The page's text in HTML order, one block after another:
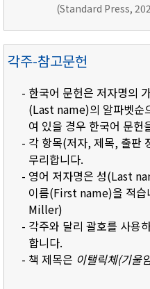
(Standard Press,
각주-참고문헌
- 한국어 문헌은 저자명의
(Last name)의 알파벳순
여 있을 경우 한국어 문헌
- 각 항목(저자, 제목, 출판
무리합니다.
- 영어 저자명은 성(Last
이름(First name)을 적
Miller)
- 각주와 달리 괄호를 사용
합니다.
- 책 제목은 이탤릭체(기울